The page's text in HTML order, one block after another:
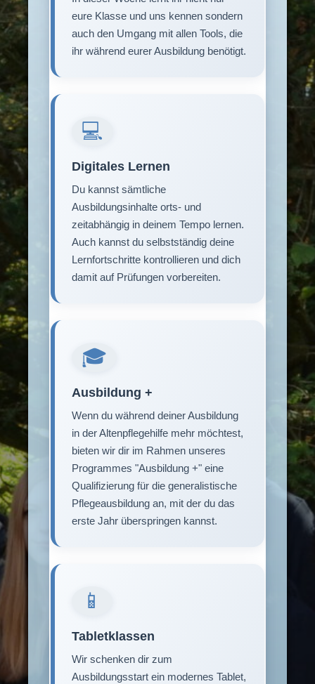
eure Klasse und uns kennen sondern
auch den Umgang mit allen Tools, die
ihr während eurer Ausbildung benötigt.
💻
Digitales Lernen
Du kannst sämtliche
Ausbildungsinhalte orts- und
zeitabhängig in deinem Tempo lernen.
Auch kannst du selbstständig deine
Lernfortschritte kontrollieren und dich
damit auf Prüfungen vorbereiten.
🎓
Ausbildung +
Wenn du während deiner Ausbildung
in der Altenpflegehilfe mehr möchtest,
bieten wir dir im Rahmen unseres
Programmes "Ausbildung +" eine
Qualifizierung für die generalistische
Pflegeausbildung an, mit der du das
erste Jahr überspringen kannst.
📱
Tabletklassen
Wir schenken dir zum
Ausbildungsstart ein modernes Tablet,